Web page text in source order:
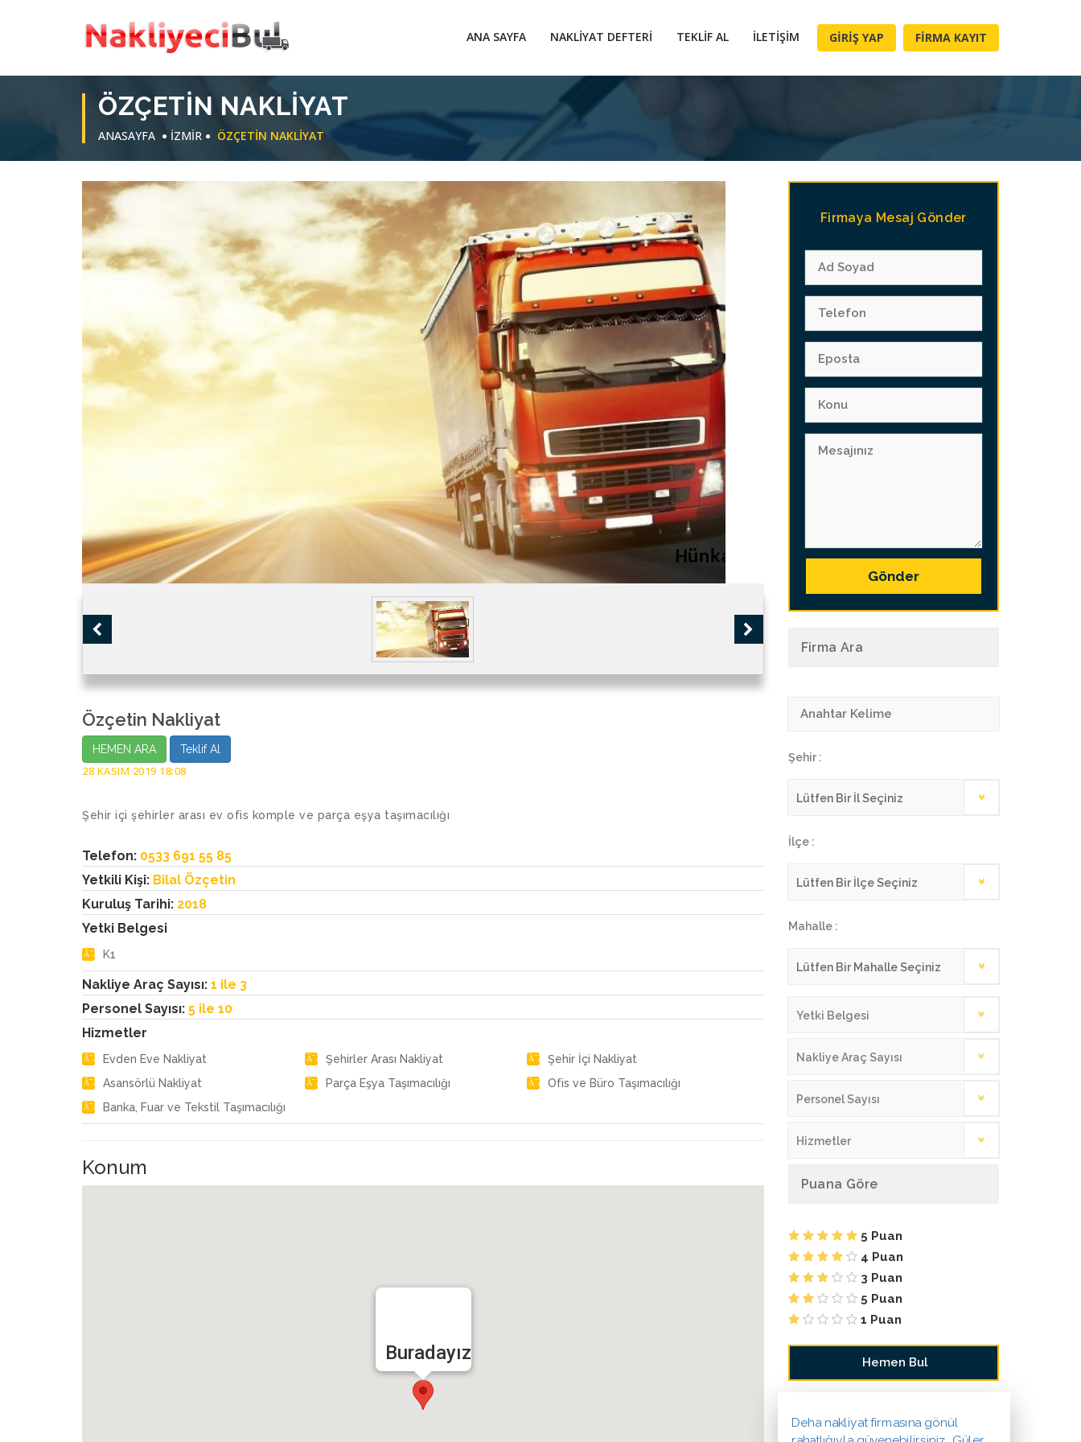
ANA SAYFA NAKLIYAT DEFTERI TEKLIF AL İLETIŞIM GIRIŞ YAP FIRMA KAYIT
ÖZÇETIN NAKLIYAT
ANASAYFA İZMİR ÖZÇETIN NAKLIYAT
Özçetin Nakliyat
HEMEN ARA Teklif Al
28 KASIM 2019 18:08
Şehir içi şehirler arası ev ofis komple ve parça eşya taşımacılığı
Telefon: 0533 691 55 85
Yetkili Kişi: Bilal Özçetin
Kuruluş Tarihi: 2018
Yetki Belgesi
K1
Nakliye Araç Sayısı: 1 ile 3
Personel Sayısı: 5 ile 10
Hizmetler
Evden Eve Nakliyat Şehirler Arası Nakliyat
Şehir İçi Nakliyat
Asansörlü Nakliyat
Parça Eşya Taşımacılığı
Ofis ve Büro Taşımacılığı
Banka, Fuar ve Tekstil Taşımacılığı
Konum
Buradayız
Firmaya Mesaj Gönder
Gönder
Firma Ara
Şehir :
İlçe :
Mahalle :
Yetki Belgesi
Nakliye Araç Sayısı
Personel Sayısı
Hizmetler
Puana Göre
5 Puan
4 Puan
3 Puan
5 Puan
1 Puan
Deha nakliyat firmasına gönül